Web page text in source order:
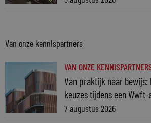
Van onze kennispartners
VAN ONZE
Van praktijk naar bewijs:
keuzes tijdens een Wwft-
7 augustus 2026